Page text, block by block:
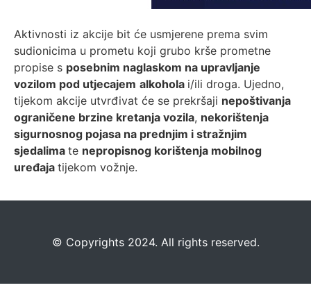
Aktivnosti iz akcije bit će usmjerene prema svim
sudionicima u prometu koji grubo krše prometne
propise s posebnim naglaskom na upravljanje
vozilom pod utjecajem alkohola i/ili droga. Ujedno,
tijekom akcije utvrđivat će se prekršaji nepoštivanja
ograničene brzine kretanja vozila, nekorištenja
sigurnosnog pojasa na prednjim i stražnjim
sjedalima te nepropisnog korištenja mobilnog
uređaja tijekom vožnje.
©️ Copyrights 2024. All rights reserved.